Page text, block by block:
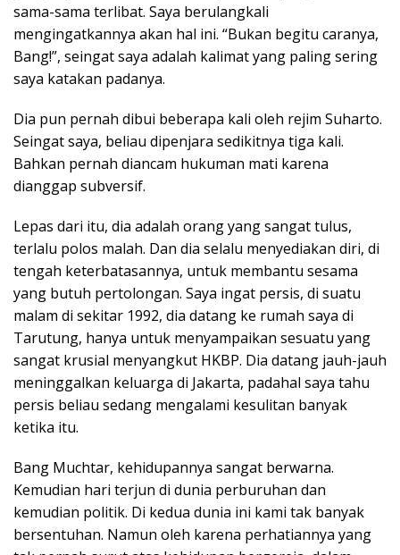
sama-sama terlibat. Saya berulangkali
mengingatkannya akan hal ini. “Bukan begitu caranya,
Bang!”, seingat saya adalah kalimat yang paling sering
saya katakan padanya.
Dia pun pernah dibui beberapa kali oleh rejim Suharto.
Seingat saya, beliau dipenjara sedikitnya tiga kali.
Bahkan pernah diancam hukuman mati karena
dianggap subversif.
Lepas dari itu, dia adalah orang yang sangat tulus,
terlalu polos malah. Dan dia selalu menyediakan diri, di
tengah keterbatasannya, untuk membantu sesama
yang butuh pertolongan. Saya ingat persis, di suatu
malam di sekitar 1992, dia datang ke rumah saya di
Tarutung, hanya untuk menyampaikan sesuatu yang
sangat krusial menyangkut HKBP. Dia datang jauh-jauh
meninggalkan keluarga di Jakarta, padahal saya tahu
persis beliau sedang mengalami kesulitan banyak
ketika itu.
Bang Muchtar, kehidupannya sangat berwarna.
Kemudian hari terjun di dunia perburuhan dan
kemudian politik. Di kedua dunia ini kami tak banyak
bersentuhan. Namun oleh karena perhatiannya yang